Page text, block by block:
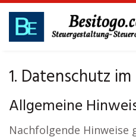
Skip
main
1. Datenschutz
Allgemeine
Nachfolgende Hinweise